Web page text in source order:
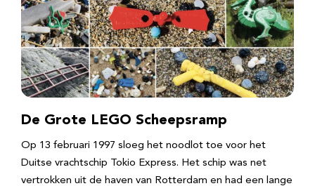
De Grote LEGO Scheepsramp
Op 13 februari 1997 sloeg het noodlot toe voor het
Duitse vrachtschip Tokio Express. Het schip was net
vertrokken uit de haven van Rotterdam en had een lange